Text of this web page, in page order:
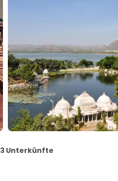
3 Unterkünfte